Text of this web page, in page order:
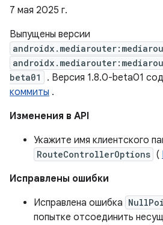
7 мая 2025 г.
Выпущены версии
beta01
. Версия 1.8.0-beta01
коммиты .
Изменения в API
Укажите имя клиентского
RouteControllerOptions (
Исправлены ошибки
Исправлена ​​ошибка
попытке отсоединить